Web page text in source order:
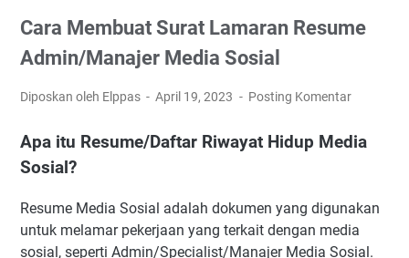
Cara Membuat Surat Lamaran Resume
Admin/Manajer Media Sosial
Diposkan oleh Elppas April 19, 2023 Posting Komentar
Apa itu Resume/Daftar Riwayat Hidup Media
Sosial?
Resume Media Sosial adalah dokumen yang digunakan
untuk melamar pekerjaan yang terkait dengan media
sosial, seperti Admin/Specialist/Manajer Media Sosial.